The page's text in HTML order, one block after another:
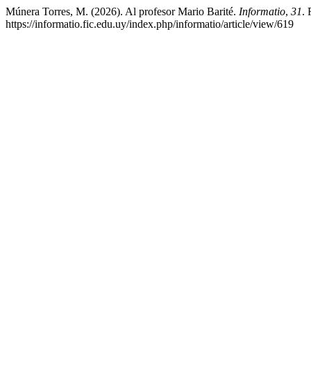
Múnera Torres, M. (2026). Al profesor Mario Barité. Informatio, 31.
https://informatio.fic.edu.uy/index.php/informatio/article/view/619